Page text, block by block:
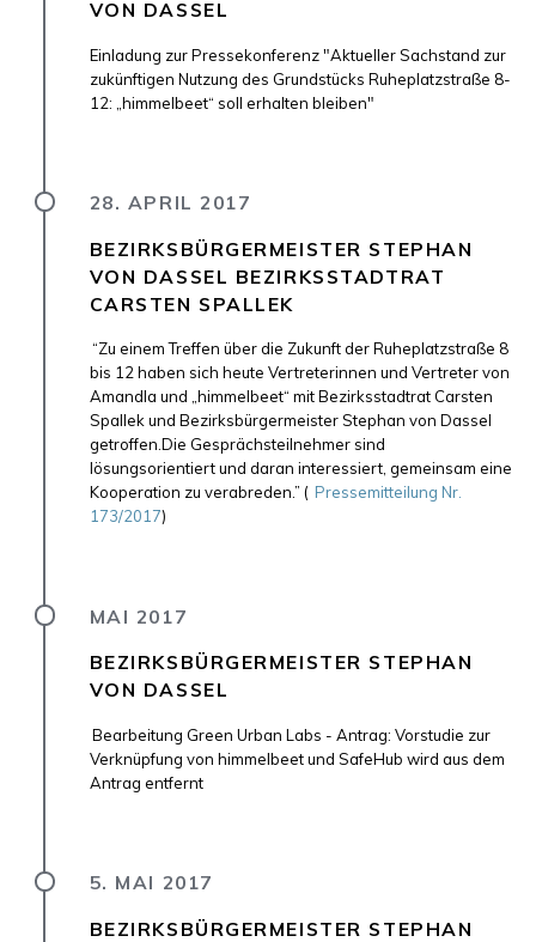
VON DASSEL
Einladung zur Pressekonferenz "Aktueller Sachstand zur
zukünftigen Nutzung des Grundstücks Ruheplatzstraße 8-
12: „himmelbeet“ soll erhalten bleiben"
28. APRIL 2017
BEZIRKSBÜRGERMEISTER STEPHAN
VON DASSEL BEZIRKSSTADTRAT
CARSTEN SPALLEK
“Zu einem Treffen über die Zukunft der Ruheplatzstraße 8
bis 12 haben sich heute Vertreterinnen und Vertreter von
Amandla und „himmelbeet“ mit Bezirksstadtrat Carsten
Spallek und Bezirksbürgermeister Stephan von Dassel
getroffen.Die Gesprächsteilnehmer sind
lösungsorientiert und daran interessiert, gemeinsam eine
Kooperation zu verabreden.” ( Pressemitteilung Nr.
173/2017)
MAI 2017
BEZIRKSBÜRGERMEISTER STEPHAN
VON DASSEL
Bearbeitung Green Urban Labs - Antrag: Vorstudie zur
Verknüpfung von himmelbeet und SafeHub wird aus dem
Antrag entfernt
5. MAI 2017
BEZIRKSBÜRGERMEISTER STEPHAN